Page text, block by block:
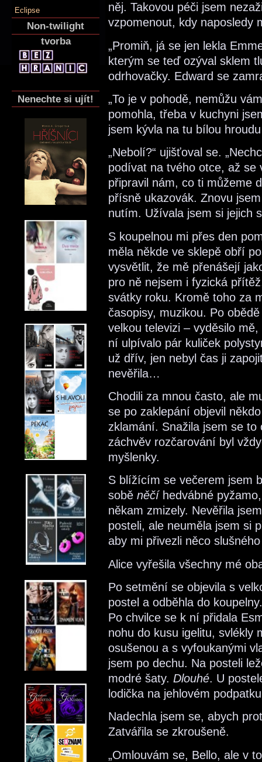
Eclipse
Non-twilight
tvorba
Nenechte si ujít!
něj. Takovou péči jsem
vzpomenout, kdy naposledy
„Promiň, já se jen lekla
kterým se teď ozýval sklem
odrhovačky. Edward se
„To je v pohodě, nemůžu
pomohla, třeba v kuchyni
jsem kývla na tu bílou
„Nebolí?“ ujišťoval se.
podívat na tvého otce, až
připravil nám, co ti můžeme
přísně ukazovák. Znovu
nutím. Užívala jsem si jejich
S koupelnou mi přes den
měla někde ve sklepě obří
vysvětlit, že mě přenášejí
pro ně nejsem i fyzická
svátky roku. Kromě toho za
časopisy, muzikou. Po
velkou televizi – vyděsilo
ní ulpívalo pár kuliček
už dřív, jen nebyl čas ji
nevěřila…
Chodili za mnou často, ale
se po zaklepání objevil
zklamání. Snažila jsem se
záchvěv rozčarování byl
myšlenky.
S blížícím se večerem jsem
sobě něčíhedvábné
někam zmizely. Nevěřila
posteli, ale neuměla jsem si
aby mi přivezli něco
Alice vyřešila všechny mé
Po setmění se objevila s
postel a odběhla do
Po chvilce se k ní přidala
nohu do kusu igelitu, svlékly
osušenou a s vyfoukanými
jsem po dechu. Na posteli
modré šaty. Dlouhé. U
lodička na jehlovém
Nadechla jsem se, abych
Zatvářila se zkroušeně.
„Omlouvám se, Bello, ale v